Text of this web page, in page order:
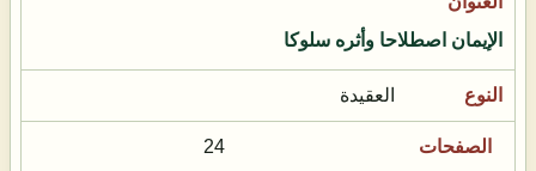
الإيمان اصطلاحا وأثره سلوكا
العقيدة
24